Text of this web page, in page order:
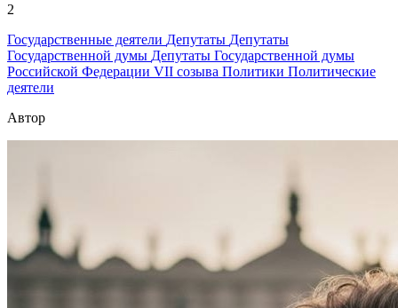
2
Государственные деятели Депутаты Депутаты
Государственной думы Депутаты Государственной думы
Российской Федерации VII созыва Политики Политические
деятели
Автор